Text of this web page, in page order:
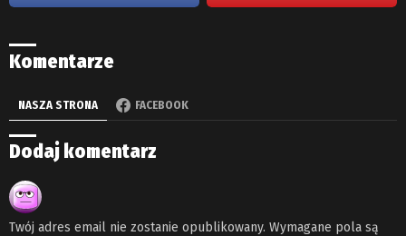
Komentarze
NASZA STRONA FACEBOOK
Dodaj komentarz
Twój adres email nie zostanie opublikowany. Wymagane pola są